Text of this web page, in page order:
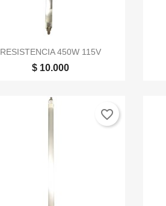
Vista rápida
RESISTENCIA 450W 115V
$ 10.000
favorite_border